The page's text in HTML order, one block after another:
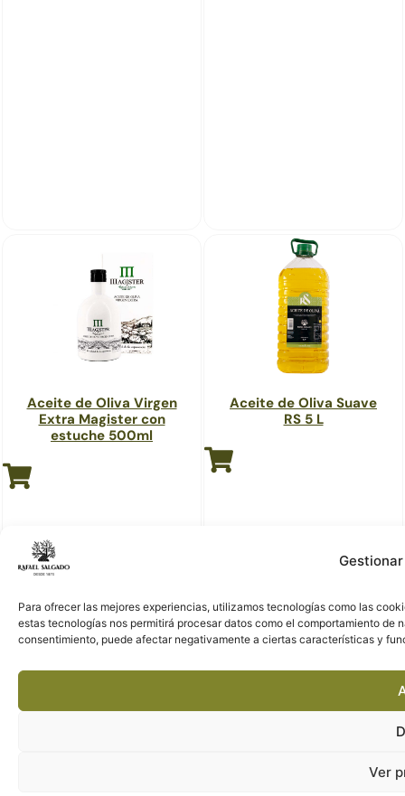
Para ofrecer las mejores experiencias, utilizamos tecnologías como las
estas tecnologías nos permitirá procesar datos como el comportamiento
consentimiento, puede afectar negativamente a ciertas características y
Ver
Aceite de Oliva Virgen
Extra Magister con
estuche 500ml
Aceite de Oliva Suave
RS 5 L